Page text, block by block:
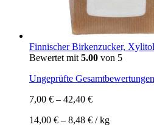
Finnischer Birkenzucker, Xylitol
Bewertet mit 5.00 von 5
Ungeprüfte Gesamtbewertungen
7,00 € – 42,40 €
14,00 € – 8,48 € /kg